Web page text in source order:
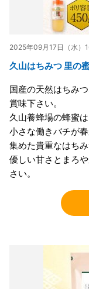
2025年09月17日（水）
久山はちみつ 里の
国産の天然はちみ
賞味下さい。
久山養蜂場の蜂蜜
小さな働きバチが
集めた貴重なはちみ
優しい甘さとまろ
さい。